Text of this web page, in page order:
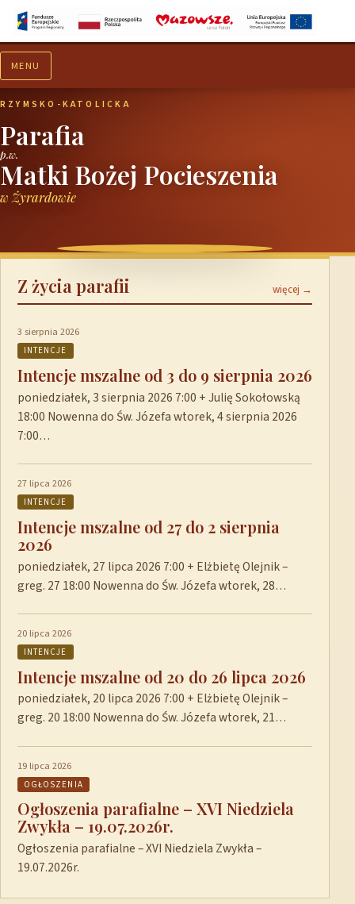
MENU
RZYMSKO-KATOLICKA
Parafia
p.w.
Matki Bożej Pocieszenia
w Żyrardowie
Z życia parafii więcej →
3 sierpnia 2026
INTENCJE
Intencje mszalne od 3 do 9 sierpnia 2026
poniedziałek, 3 sierpnia 2026 7:00 + Julię Sokołowską
18:00 Nowenna do Św. Józefa wtorek, 4 sierpnia 2026
7:00…
27 lipca 2026
INTENCJE
Intencje mszalne od 27 do 2 sierpnia
2026
poniedziałek, 27 lipca 2026 7:00 + Elżbietę Olejnik –
greg. 27 18:00 Nowenna do Św. Józefa wtorek, 28…
20 lipca 2026
INTENCJE
Intencje mszalne od 20 do 26 lipca 2026
poniedziałek, 20 lipca 2026 7:00 + Elżbietę Olejnik –
greg. 20 18:00 Nowenna do Św. Józefa wtorek, 21…
19 lipca 2026
OGŁOSZENIA
Ogłoszenia parafialne – XVI Niedziela
Zwykła – 19.07.2026r.
Ogłoszenia parafialne – XVI Niedziela Zwykła –
19.07.2026r.